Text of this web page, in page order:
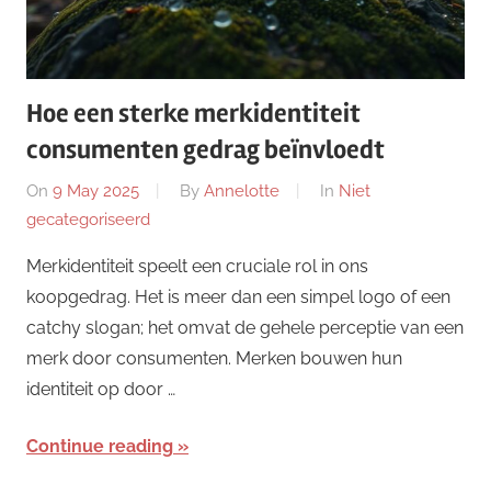
Hoe een sterke merkidentiteit
consumenten gedrag beïnvloedt
On 9 May 2025 By Annelotte In Niet
gecategoriseerd
Merkidentiteit speelt een cruciale rol in ons
koopgedrag. Het is meer dan een simpel logo of een
catchy slogan; het omvat de gehele perceptie van een
merk door consumenten. Merken bouwen hun
identiteit op door …
Continue reading